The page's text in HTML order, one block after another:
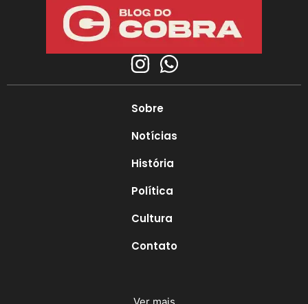
Sobre
Notícias
História
Política
Cultura
Contato